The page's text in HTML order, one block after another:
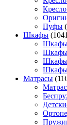
Пуфы
Шкафы
Шкафы
Шкафы
Матрасы